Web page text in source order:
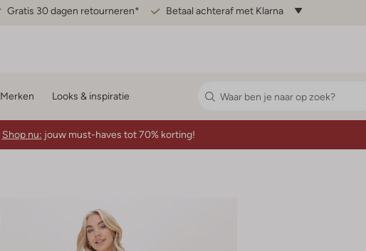
Gratis 30 dagen retourneren* Betaal achteraf met Klarna
Merken Looks & inspiratie
Shop nu: jouw must-haves tot 70% korting!